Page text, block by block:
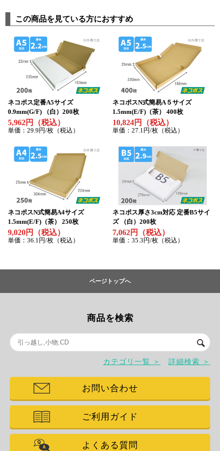
この商品を見ている方におすすめ
ネコポス定番A5サイズ
0.9mm(G/F) （白）200枚
5,962円（税込）
単価：29.9円/枚（税込）
ネコポスN式簡易A５サイズ
1.5mm(E/F)（茶） 400枚
10,824円（税込）
単価：27.1円/枚（税込）
ネコポスN式簡易A4サイズ
1.5mm(E/F)（茶） 250枚
9,020円（税込）
単価：36.1円/枚（税込）
ネコポス厚さ3cm対応 定番B5サイ
ズ （白）200枚
7,062円（税込）
単価：35.3円/枚（税込）
ページトップへ
商品を検索
カテゴリ一覧 ＞ 詳細検索 ＞
お問い合わせ
ご利用ガイド
よくある質問